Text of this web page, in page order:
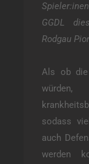
GGDL
Rodgau
Als ob die
sodass
auch
werden